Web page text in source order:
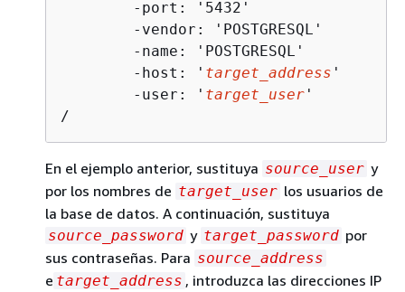
	-host: '
target_address '
	-user: '
target_user '
/
En el ejemplo anterior, sustituya source_user y
por los nombres de target_user los usuarios de
la base de datos. A continuación, sustituya
source_password y target_password por
sus contraseñas. Para source_address
e target_address , introduzca las direcciones IP